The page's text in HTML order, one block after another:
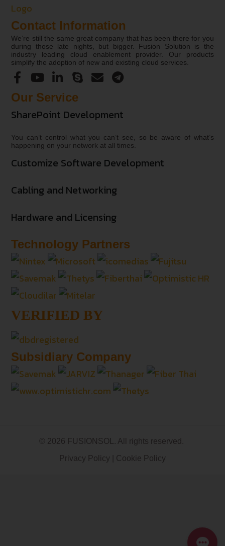
Contact Information
We’re still the same great company that has been there for you
during those late nights, but bigger. Fusion Solution is the
industry leading cloud enablement provider. Our products
simplify the adoption of new and existing cloud services.
Our Service
SharePoint Development
You can’t control what you can’t see, so be aware of what’s
happening on your network at all times.
Customize Software Development
Cabling and Networking
Hardware and Licensing
Technology Partners
VERIFIED BY
Subsidiary Company
© 2026 FUSIONSOL. All rights reserved.
Privacy Policy
Cookie Policy